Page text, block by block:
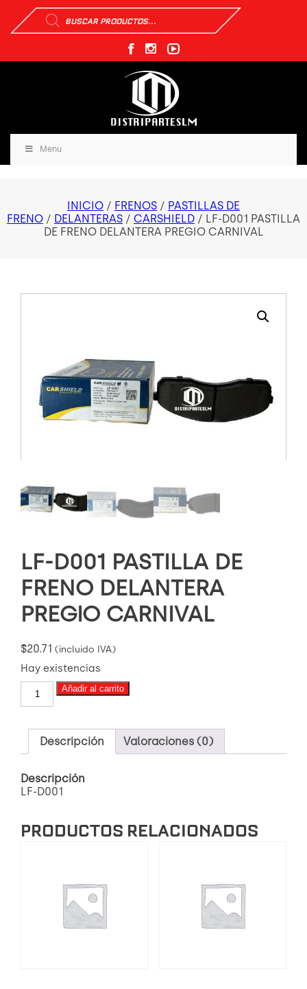
Búsqueda
de
productos
Menu
INICIO / FRENOS / PASTILLAS DE
FRENO / DELANTERAS / CARSHIELD / LF-D001 PASTILLA
DE FRENO DELANTERA PREGIO CARNIVAL
LF-D001 PASTILLA DE
FRENO DELANTERA
PREGIO CARNIVAL
$20.71 (incluido IVA)
Hay existencias
D001
DE
FRENO
DELANTERA
CARNIVAL
cantidad
Añadir al carrito
Descripción Valoraciones (0)
Descripción
LF-D001
PRODUCTOS RELACIONADOS